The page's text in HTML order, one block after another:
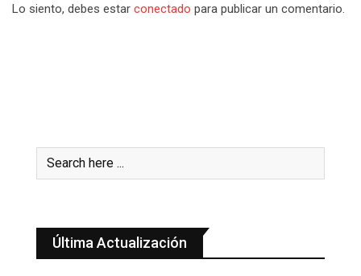
Lo siento, debes estar conectado para publicar un comentario.
Última Actualización